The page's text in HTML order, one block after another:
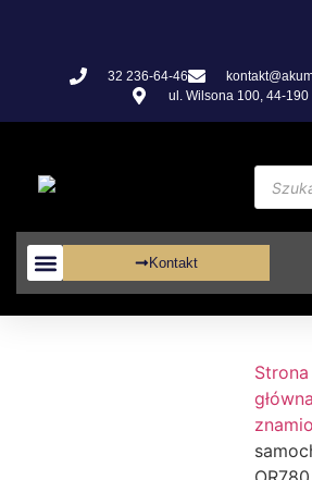
32 236-64-46
ul. Wilsona 100, 44-190
Kontakt
Strona
główna